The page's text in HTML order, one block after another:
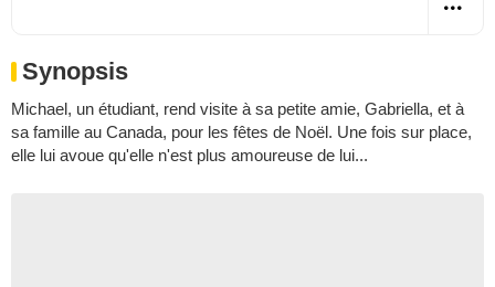
Synopsis
Michael, un étudiant, rend visite à sa petite amie, Gabriella, et à
sa famille au Canada, pour les fêtes de Noël. Une fois sur place,
elle lui avoue qu'elle n'est plus amoureuse de lui...